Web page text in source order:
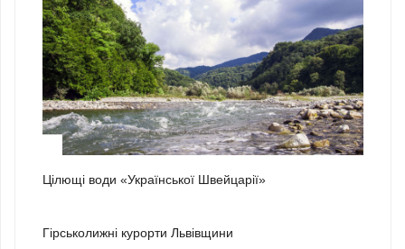
Цілющі води «Української Швейцарії»
Гірськолижні курорти Львівщини